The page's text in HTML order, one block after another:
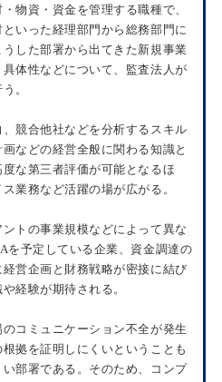
物資・資金を管理する職種で、
いった経理部門から総務部門に
した部署から出てきた新規事業
体性などについて、監査法人が
。
競合他社などを分析するスキル
などの経営全般に関わる知識と
な第三者評価が可能となるほ
業務など活躍の場が広がる。
トの事業規模などによって異な
を予定している企業、資金調達の
営企画と財務戦略が密接に結び
経験が期待される。
コミュニケーション不全が発生
拠を証明しにくいということも
部署である。そのため、コンプ